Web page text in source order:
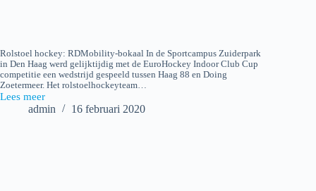
Rolstoel hockey: RDMobility-bokaal In de Sportcampus Zuiderpark
in Den Haag werd gelijktijdig met de EuroHockey Indoor Club Cup
competitie een wedstrijd gespeeld tussen Haag 88 en Doing
Zoetermeer. Het rolstoelhockeyteam…
Lees meer
2020-
admin 16 februari 2020